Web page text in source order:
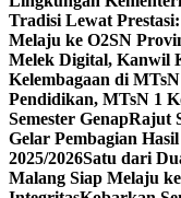
Tradisi Lewat
Melaju ke O2SN
Melek Digital, Kanwil
Kelembagaan di
Pendidikan, MTsN 1
Semester GenapRajut
Gelar Pembagian
2025/2026Satu dari
Malang Siap Melaju